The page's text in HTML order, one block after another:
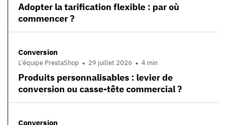
Adopter la tarification flexible : par où
commencer ?
Conversion
L'équipe PrestaShop 29 juillet 2026 4 min
Produits personnalisables : levier de
conversion ou casse-tête commercial ?
Conversion